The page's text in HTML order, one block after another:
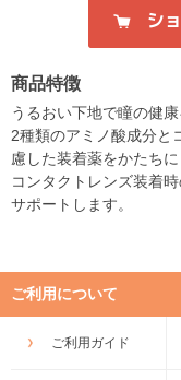
商品特徴
うるおい下地で瞳の健康
2種類のアミノ酸成分と
慮した装着薬をかたちに
コンタクトレンズ装着
サポートします。
ご利用について
ご利用ガイド